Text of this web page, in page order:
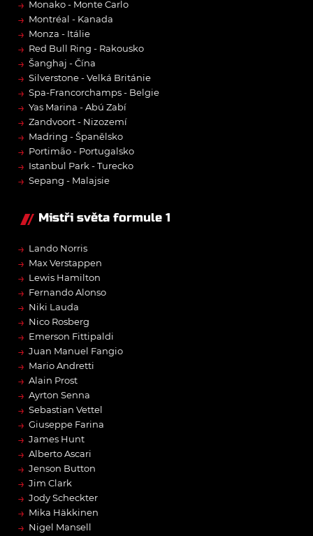
→ Monako - Monte Carlo
→ Montréal - Kanada
→ Monza - Itálie
→ Red Bull Ring - Rakousko
→ Šanghaj - Čína
→ Silverstone - Velká Británie
→ Spa-Francorchamps - Belgie
→ Yas Marina - Abú Zabí
→ Zandvoort - Nizozemí
→ Madring - Španělsko
→ Portimão - Portugalsko
→ Istanbul Park - Turecko
→ Sepang - Malajsie
Mistři světa formule 1
→ Lando Norris
→ Max Verstappen
→ Lewis Hamilton
→ Fernando Alonso
→ Niki Lauda
→ Nico Rosberg
→ Emerson Fittipaldi
→ Juan Manuel Fangio
→ Mario Andretti
→ Alain Prost
→ Ayrton Senna
→ Sebastian Vettel
→ Giuseppe Farina
→ James Hunt
→ Alberto Ascari
→ Jenson Button
→ Jim Clark
→ Jody Scheckter
→ Mika Häkkinen
→ Nigel Mansell